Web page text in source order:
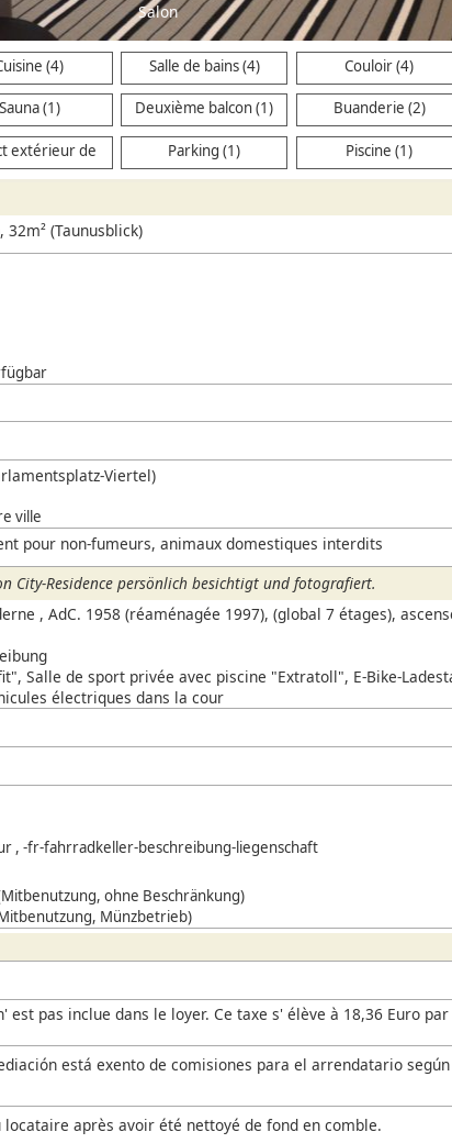
(4) Salle de bains (4) Couloir (4)
Sauna (1) Deuxième balcon (1) Buanderie (2)
extérieur de
(3)
Parking (1) Piscine (1)
(Taunusblick)
Viertel)
ville
pour non-fumeurs, animaux domestiques interdits
City-Residence persönlich besichtigt und fotografiert.
, AdC. 1958 (réaménagée 1997), (global 7 étages),
Salle de sport privée avec piscine "Extratoll", E-Bike-
électriques dans la cour
, -fr-fahrradkeller-beschreibung-liegenschaft
ohne Beschränkung)
Münzbetrieb)
est pas inclue dans le loyer. Ce taxe s' élève à 18,36 Euro
está exento de comisiones para el arrendatario
après avoir été nettoyé de fond en comble.